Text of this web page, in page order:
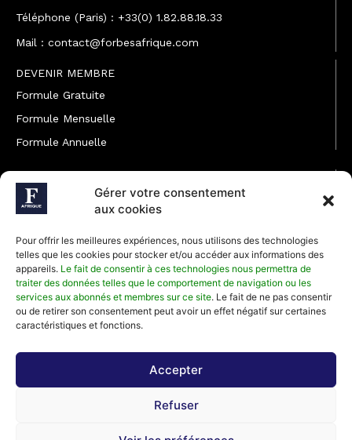
Gérer votre consentement
aux cookies
Pour offrir les meilleures expériences, nous utilisons des technologies
telles que les cookies pour stocker et/ou accéder aux informations des
appareils. Le fait de consentir à ces technologies nous permettra de
traiter des données telles que le comportement de navigation ou les
services aux abonnés et membres sur ce site. Le fait de ne pas consentir
ou de retirer son consentement peut avoir un effet négatif sur certaines
caractéristiques et fonctions.
Accepter
Refuser
Téléphone (Paris) : +33(0) 1.82.88.18.33
Mail : contact@forbesafrique.com
DEVENIR MEMBRE
Formule Gratuite
Formule Mensuelle
Formule Annuelle
JOINDRE L'ÉQUIPE
Rédaction
Développement commercial
Communiquer avec Forbes Afrique
Média Kit 2026
Abonnez-vous à la newsletter de Forbes Afrique et recevez
régulièrement nos meilleurs articles